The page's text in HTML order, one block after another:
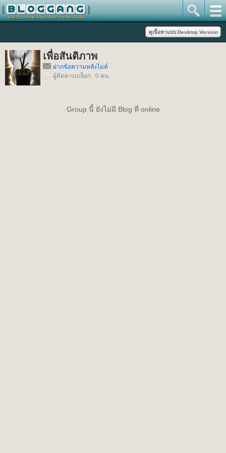
เพื่อสันติภาพ
ฝากข้อความหลังไมค์
ผู้ติดตามบล็อก : 0 คน
Group นี้ ยังไม่มี Blog ที่ online